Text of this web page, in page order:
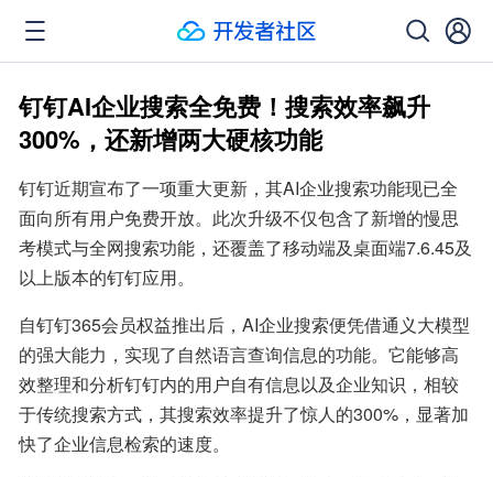
钉钉AI企业搜索全免费！搜索效率飙升
300%，还新增两大硬核功能
钉钉近期宣布了一项重大更新，其AI企业搜索功能现已全
面向所有用户免费开放。此次升级不仅包含了新增的慢思
考模式与全网搜索功能，还覆盖了移动端及桌面端7.6.45及
以上版本的钉钉应用。
自钉钉365会员权益推出后，AI企业搜索便凭借通义大模型
的强大能力，实现了自然语言查询信息的功能。它能够高
效整理和分析钉钉内的用户自有信息以及企业知识，相较
于传统搜索方式，其搜索效率提升了惊人的300%，显著加
快了企业信息检索的速度。